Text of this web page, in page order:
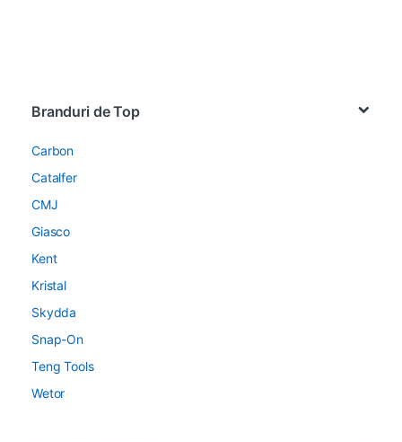
Branduri de Top
Carbon
Catalfer
CMJ
Giasco
Kent
Kristal
Skydda
Snap-On
Teng Tools
Wetor